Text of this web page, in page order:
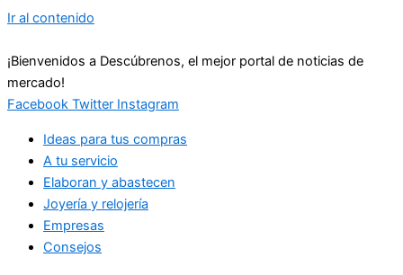
Ir al contenido
¡Bienvenidos a Descúbrenos, el mejor portal de noticias de
mercado!
Facebook Twitter Instagram
Ideas para tus compras
A tu servicio
Elaboran y abastecen
Joyería y relojería
Empresas
Consejos